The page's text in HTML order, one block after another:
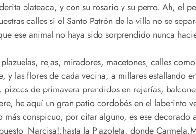
plateada, y con su rosario y su perro. Ah, el
calles si el Santo Patrón de la villa no se
ese animal no haya sido sorprendido nunca
rejas, miradores, macetones, calles
las flores de cada vecina, a millares estallando
de primavera prendidos en rejerías,
he aquí un gran patio cordobés en el laberinto
conspicuo, por citar alguno, es ese decorado
Narcisa!,hasta la Plazoleta, donde